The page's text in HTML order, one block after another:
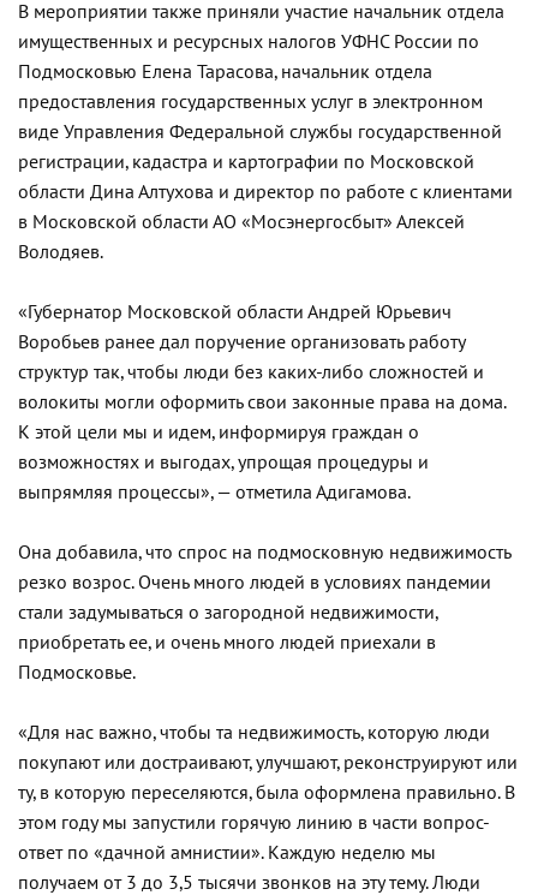
В мероприятии также приняли участие начальник отдела
имущественных и ресурсных налогов УФНС России по
Подмосковью Елена Тарасова, начальник отдела
предоставления государственных услуг в электронном
виде Управления Федеральной службы государственной
регистрации, кадастра и картографии по Московской
области Дина Алтухова и директор по работе с клиентами
в Московской области АО «Мосэнергосбыт» Алексей
Володяев.
«Губернатор Московской области Андрей Юрьевич
Воробьев ранее дал поручение организовать работу
структур так, чтобы люди без каких-либо сложностей и
волокиты могли оформить свои законные права на дома.
К этой цели мы и идем, информируя граждан о
возможностях и выгодах, упрощая процедуры и
выпрямляя процессы», — отметила Адигамова.
Она добавила, что спрос на подмосковную недвижимость
резко возрос. Очень много людей в условиях пандемии
стали задумываться о загородной недвижимости,
приобретать ее, и очень много людей приехали в
Подмосковье.
«Для нас важно, чтобы та недвижимость, которую люди
покупают или достраивают, улучшают, реконструируют или
ту, в которую переселяются, была оформлена правильно. В
этом году мы запустили горячую линию в части вопрос-
ответ по «дачной амнистии». Каждую неделю мы
получаем от 3 до 3,5 тысячи звонков на эту тему. Люди